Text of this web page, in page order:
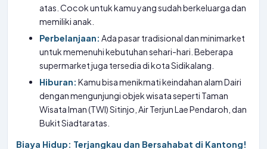
atas. Cocok untuk kamu yang sudah berkeluarga dan
memiliki anak.
Perbelanjaan: Ada pasar tradisional dan minimarket
untuk memenuhi kebutuhan sehari-hari. Beberapa
supermarket juga tersedia di kota Sidikalang.
Hiburan: Kamu bisa menikmati keindahan alam Dairi
dengan mengunjungi objek wisata seperti Taman
Wisata Iman (TWI) Sitinjo, Air Terjun Lae Pendaroh, dan
Bukit Siadtaratas.
Biaya Hidup: Terjangkau dan Bersahabat di Kantong!